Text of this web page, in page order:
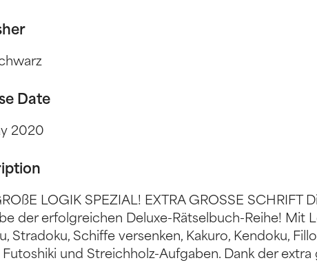
Date
2020
LOGIK SPEZIAL! EXTRA GROSSE SCHRIFT
der erfolgreichen Deluxe-Rätselbuch-Reihe! Mit
Stradoku, Schiffe versenken, Kakuro, Kendoku,
Futoshiki und Streichholz-Aufgaben. Dank der